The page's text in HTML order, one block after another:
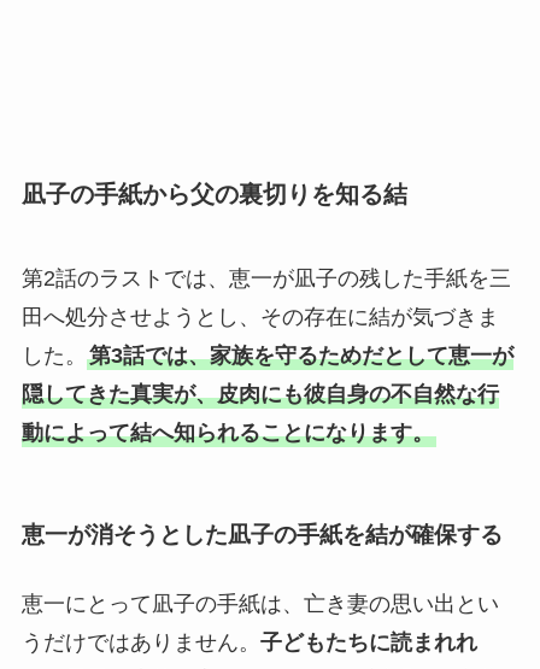
凪子の手紙から父の裏切りを知る結
第2話のラストでは、恵一が凪子の残した手紙を三
田へ処分させようとし、その存在に結が気づきま
した。 第3話では、家族を守るためだとして恵一が
隠してきた真実が、皮肉にも彼自身の不自然な行
動によって結へ知られることになります。
恵一が消そうとした凪子の手紙を結が確保する
恵一にとって凪子の手紙は、亡き妻の思い出とい
うだけではありません。 子どもたちに読まれれ